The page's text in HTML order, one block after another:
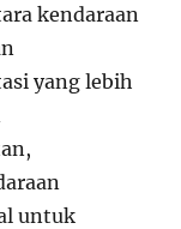
kendaraan
yang lebih
untuk